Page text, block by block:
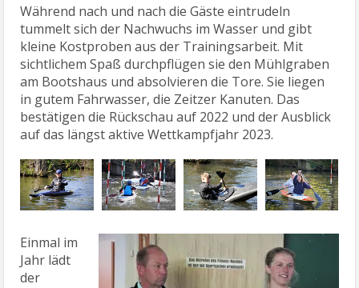
Während nach und nach die Gäste eintrudeln
tummelt sich der Nachwuchs im Wasser und gibt
kleine Kostproben aus der Trainingsarbeit. Mit
sichtlichem Spaß durchpflügen sie den Mühlgraben
am Bootshaus und absolvieren die Tore. Sie liegen
in gutem Fahrwasser, die Zeitzer Kanuten. Das
bestätigen die Rückschau auf 2022 und der Ausblick
auf das längst aktive Wettkampfjahr 2023.
Einmal im
Jahr lädt
der